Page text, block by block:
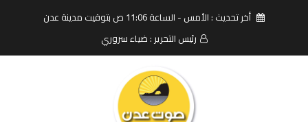
أخر تحديث : الأمس - الساعة 11:06 ص بتوقيت مدينة عدن
رئيس التحرير : ضياء سروري